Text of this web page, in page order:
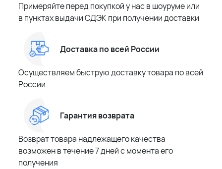
Примеряйте перед покупкой у нас в шоуруме или
в пунктах выдачи СДЭК при получении доставки
Доставка по всей России
Осуществляем быструю доставку товара по всей
России
Гарантия возврата
Возврат товара надлежащего качества
возможен в течение 7 дней с момента его
получения